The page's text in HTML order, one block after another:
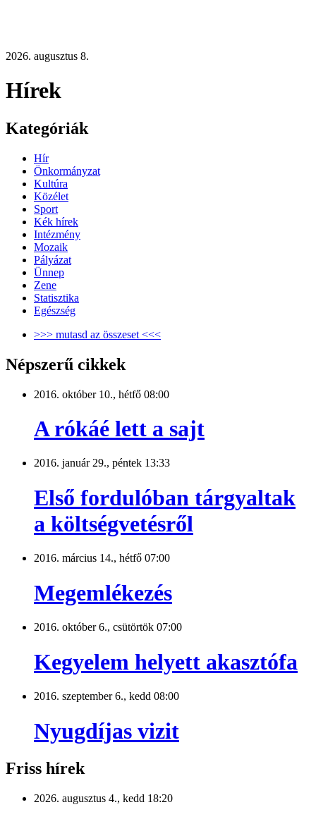
2026. augusztus 8.
Hírek
Kategóriák
Hír
Önkormányzat
Kultúra
Közélet
Sport
Kék hírek
Intézmény
Mozaik
Pályázat
Ünnep
Zene
Statisztika
Egészség
>>> mutasd az összeset <<<
Népszerű cikkek
2016. október 10., hétfő 08:00
A rókáé lett a sajt
2016. január 29., péntek 13:33
Első fordulóban tárgyaltak
a költségvetésről
2016. március 14., hétfő 07:00
Megemlékezés
2016. október 6., csütörtök 07:00
Kegyelem helyett akasztófa
2016. szeptember 6., kedd 08:00
Nyugdíjas vizit
Friss hírek
2026. augusztus 4., kedd 18:20